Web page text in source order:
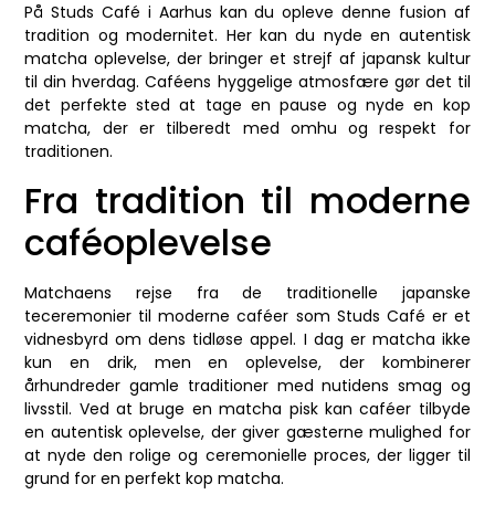
På Studs Café i Aarhus kan du opleve denne fusion af
tradition og modernitet. Her kan du nyde en autentisk
matcha oplevelse, der bringer et strejf af japansk kultur
til din hverdag. Caféens hyggelige atmosfære gør det til
det perfekte sted at tage en pause og nyde en kop
matcha, der er tilberedt med omhu og respekt for
traditionen.
Fra tradition til moderne
caféoplevelse
Matchaens rejse fra de traditionelle japanske
teceremonier til moderne caféer som Studs Café er et
vidnesbyrd om dens tidløse appel. I dag er matcha ikke
kun en drik, men en oplevelse, der kombinerer
århundreder gamle traditioner med nutidens smag og
livsstil. Ved at bruge en matcha pisk kan caféer tilbyde
en autentisk oplevelse, der giver gæsterne mulighed for
at nyde den rolige og ceremonielle proces, der ligger til
grund for en perfekt kop matcha.